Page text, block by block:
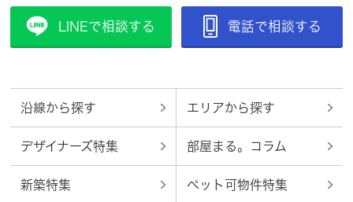
LINEで相談する 電話で相談する
沿線から探す エリアから探す
デザイナーズ特集 部屋まる。コラム
新築特集 ペット可物件特集